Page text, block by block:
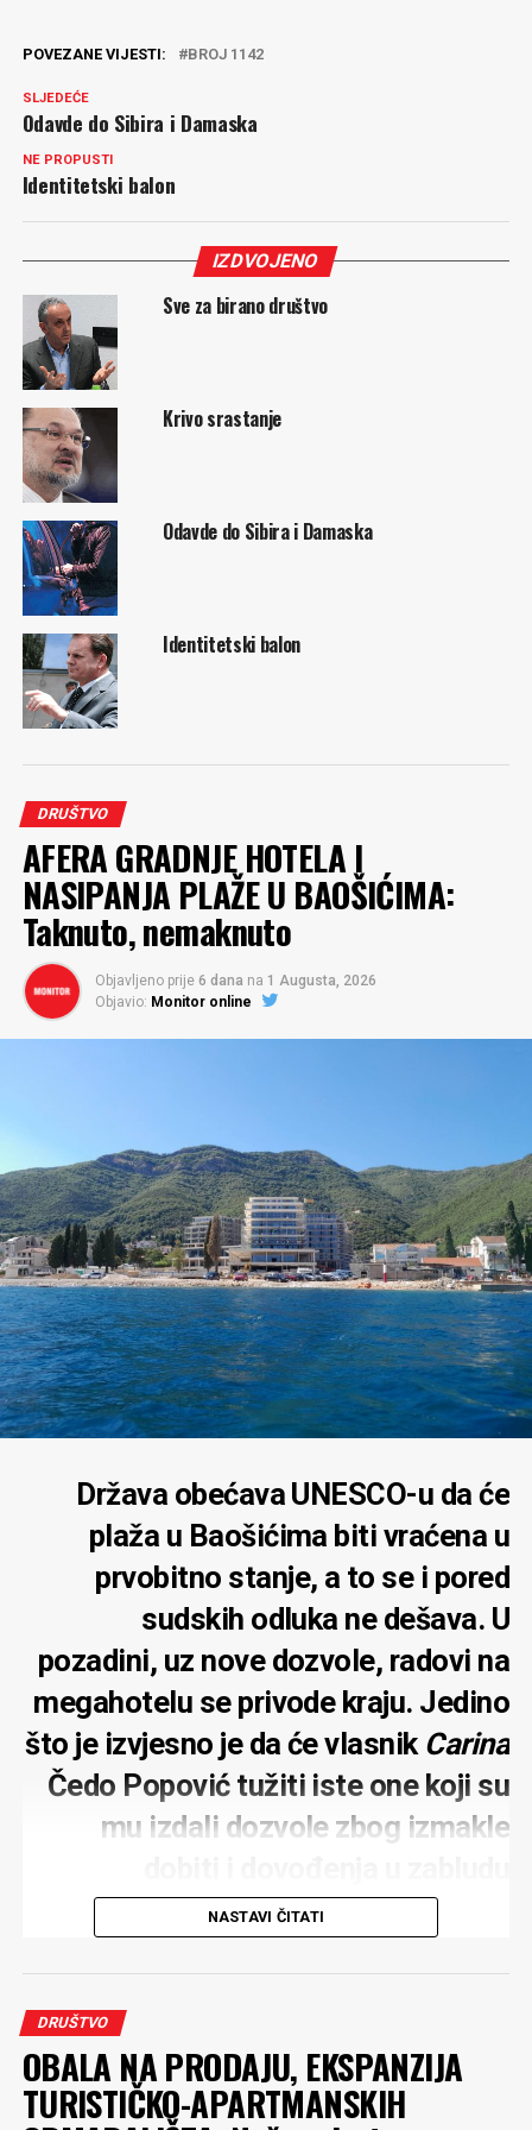
POVEZANE VIJESTI: BROJ 1142
SLJEDEĆE
Odavde do Sibira i Damaska
NE PROPUSTI
Identitetski balon
IZDVOJENO
Sve za birano društvo
Krivo srastanje
Odavde do Sibira i Damaska
Identitetski balon
DRUŠTVO
AFERA GRADNJE HOTELA I
NASIPANJA PLAŽE U BAOŠIĆIMA:
Taknuto, nemaknuto
Objavljeno prije 6 dana na 1 Augusta, 2026
Objavio: Monitor online
Država obećava UNESCO-u da će
plaža u Baošićima biti vraćena u
prvobitno stanje, a to se i pored
sudskih odluka ne dešava. U
pozadini, uz nove dozvole, radovi na
megahotelu se privode kraju. Jedino
što je izvjesno je da će vlasnik Carina
Čedo Popović tužiti iste one koji su
mu izdali dozvole zbog izmakle
Rok o vraćanju plaže u Baošićima, koju je nasula
kompanija Carinekoja gradi megahotel u ovom malom
primorskom mjestu, istekao je 17. jula i nije ispoštovan.
Preko 8.000 kvadrata nasute plaže sada služi kao
NASTAVI ČITATI
DRUŠTVO
OBALA NA PRODAJU, EKSPANZIJA
TURISTIČKO-APARTMANSKIH